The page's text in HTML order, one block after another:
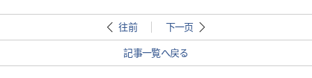
往前 下一页
記事一覧へ戻る